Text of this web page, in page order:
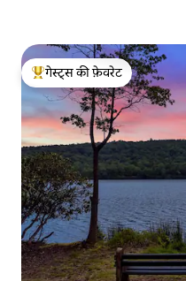
गेस्ट्स का टॉप फ़ेवरेट
गेस्ट्स की फ़ेवरेट